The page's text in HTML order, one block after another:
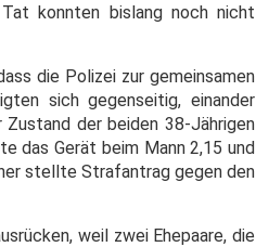
konnten bislang noch nicht
die Polizei zur gemeinsamen
sich gegenseitig, einander
der beiden 38-Jährigen
das Gerät beim Mann 2,15 und
stellte Strafantrag gegen den
weil zwei Ehepaare, die